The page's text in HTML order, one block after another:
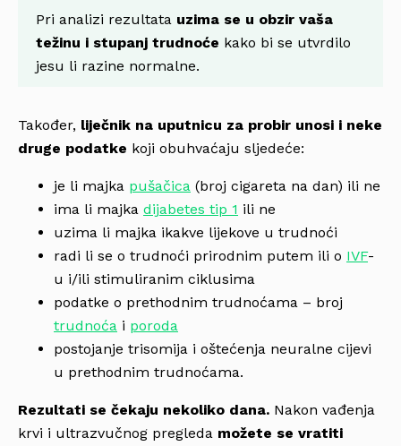
Pri analizi rezultata uzima se u obzir vaša
težinu i stupanj trudnoće kako bi se utvrdilo
jesu li razine normalne.
Također, liječnik na uputnicu za probir unosi i neke
druge podatke koji obuhvaćaju sljedeće:
je li majka pušačica (broj cigareta na dan) ili ne
ima li majka dijabetes tip 1 ili ne
uzima li majka ikakve lijekove u trudnoći
radi li se o trudnoći prirodnim putem ili o IVF-
u i/ili stimuliranim ciklusima
podatke o prethodnim trudnoćama – broj
trudnoća i poroda
postojanje trisomija i oštećenja neuralne cijevi
u prethodnim trudnoćama.
Rezultati se čekaju nekoliko dana. Nakon vađenja
krvi i ultrazvučnog pregleda možete se vratiti